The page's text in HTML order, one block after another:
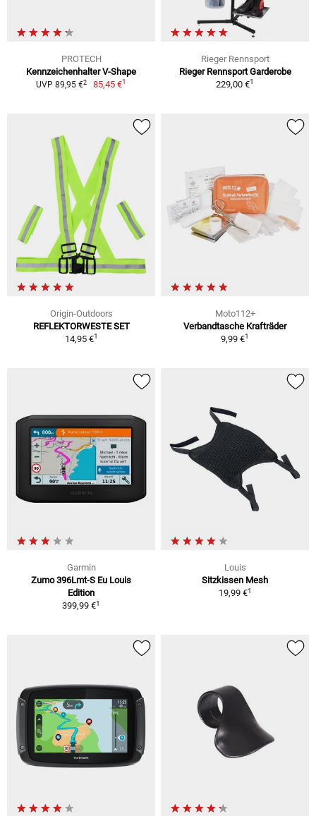
PROTECH
Kennzeichenhalter V-Shape
UVP 89,95 €2 85,45 €1
Rieger Rennsport
Rieger Rennsport Garderobe
229,00 €1
Origin-Outdoors
REFLEKTORWESTE SET
14,95 €1
Moto112+
Verbandtasche Krafträder
9,99 €1
Garmin
Zumo 396Lmt-S Eu Louis
Edition
399,99 €1
Louis
Sitzkissen Mesh
19,99 €1